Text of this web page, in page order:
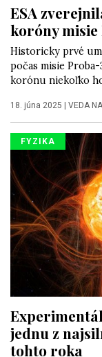
ESA
koróny misie
Historicky prvé
počas misie
korónu niekoľko
18. júna 2025 | VEDA
FYZIKA
jednu z
tohto roka